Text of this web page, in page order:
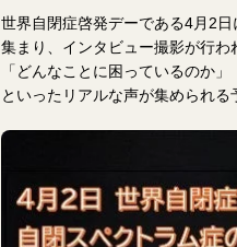
世界自閉症啓発デーである4月2
集まり、インタビュー撮影が行わ
「どんなことに困っているのか
といったリアルな声が集められる